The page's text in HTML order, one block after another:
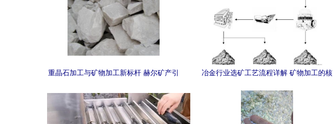
重晶石加工与矿物加工新标杆 赫尔矿产引
冶金行业选矿工艺流程详解 矿物加工的核